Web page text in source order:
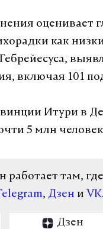
оценивает
как
включая 101
Итури в
5 млн
работает там,
, Дзен и VK.
Дзен